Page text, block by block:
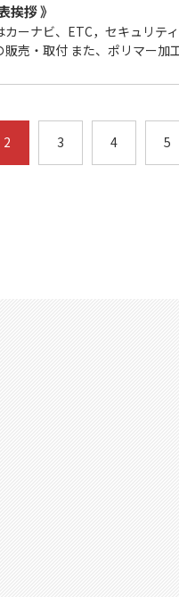
挨拶 》
カーナビ、ETC，セキュリテ
販売・取付 また、ポリマー加
2 3 4 5